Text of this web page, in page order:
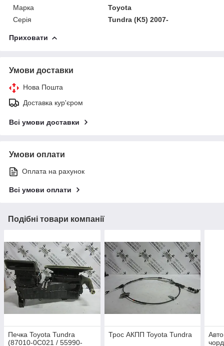
Марка
Toyota
Серія
Tundra (K5) 2007-
Приховати
Умови доставки
Нова Пошта
Доставка кур'єром
Всі умови доставки
Умови оплати
Оплата на рахунок
Всі умови оплати
Подібні товари компанії
Печка Toyota Tundra
(87010-0C021 / 55990-
Трос АКПП Toyota Tundra